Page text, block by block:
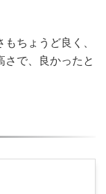
ちょうど良く、
さで、良かったと